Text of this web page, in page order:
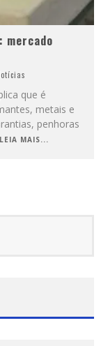
mercado
que é
metais e
penhoras
LEIA MAIS...